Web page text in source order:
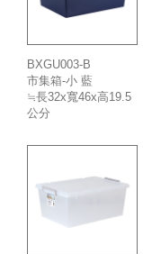
BXGU003-B
市集箱-小 藍
≒長32x寬46x高19.5
公分